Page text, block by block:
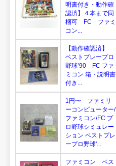
明書付き・動作確
認済】４本まで同
梱可 FC ファミ
コン...
【動作確認済】
ベストプレープロ
野球’90 FC ファ
ミコン 箱・説明書
付き...
1円〜 ファミリ
ーコンピューター/
ファミコン/FC プ
ロ野球シミュレー
ション ベストプレ
ープロ野球'...
ファミコン ベス